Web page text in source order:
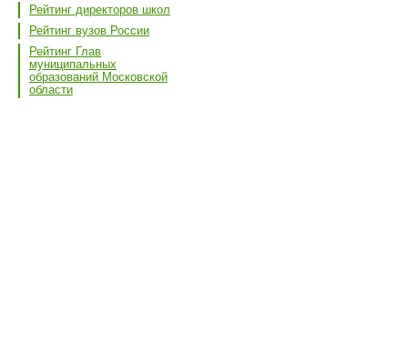
Рейтинг директоров школ
Рейтинг вузов России
Рейтинг Глав
муниципальных
образований Московской
области